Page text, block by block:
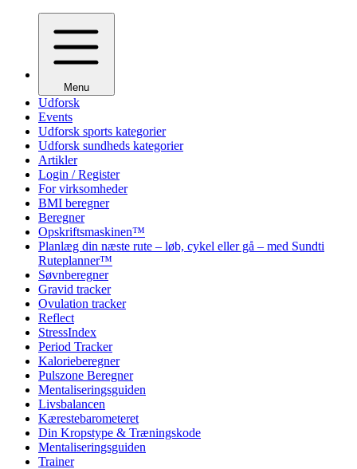
Menu
Udforsk
Events
Udforsk sports kategorier
Udforsk sundheds kategorier
Artikler
Login / Register
For virksomheder
BMI beregner
Beregner
Opskriftsmaskinen™
Planlæg din næste rute – løb, cykel eller gå – med Sundti
Ruteplanner™
Søvnberegner
Gravid tracker
Ovulation tracker
Reflect
StressIndex
Period Tracker
Kalorieberegner
Pulszone Beregner
Mentaliseringsguiden
Livsbalancen
Kærestebarometeret
Din Kropstype & Træningskode
Mentaliseringsguiden
Trainer